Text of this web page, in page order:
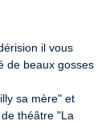
il vous
de beaux gosses
sa mère" et
théâtre "La